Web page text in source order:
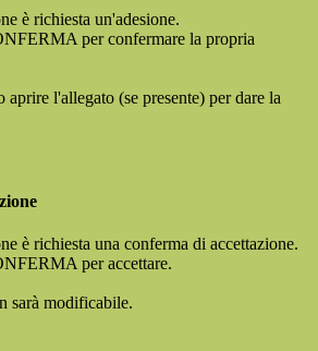
è richiesta un'adesione.
per confermare la propria
aprire l'allegato (se presente) per dare la
è richiesta una conferma di accettazione.
per accettare.
sarà modificabile.